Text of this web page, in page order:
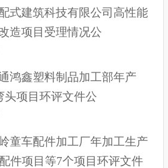
式建筑科技有限公司高性能
造项目受理情况公
鸿鑫塑料制品加工部年产
头项目环评文件公
童车配件加工厂年加工生产
件项目等7个项目环评文件